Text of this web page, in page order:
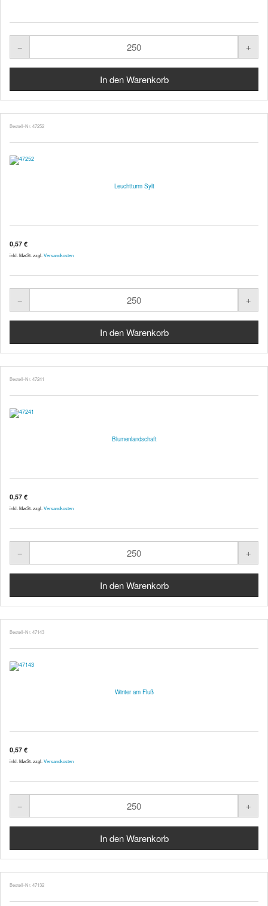
Bestell-Nr. 47252
Leuchtturm Sylt
0,57 €
inkl. MwSt. zzgl. Versandkosten
Bestell-Nr. 47241
Blumenlandschaft
0,57 €
inkl. MwSt. zzgl. Versandkosten
Bestell-Nr. 47143
Winter am Fluß
0,57 €
inkl. MwSt. zzgl. Versandkosten
Bestell-Nr. 47132